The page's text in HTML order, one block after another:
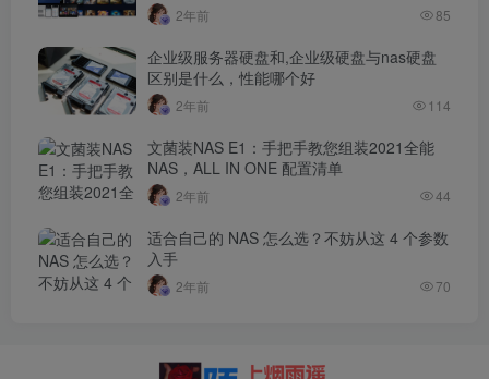
2年前 85
企业级服务器硬盘和,企业级硬盘与nas硬盘
区别是什么，性能哪个好
2年前 114
文菌装NAS E1：手把手教您组装2021全能
NAS，ALL IN ONE 配置清单
2年前 44
适合自己的 NAS 怎么选？不妨从这 4 个参数
入手
2年前 70